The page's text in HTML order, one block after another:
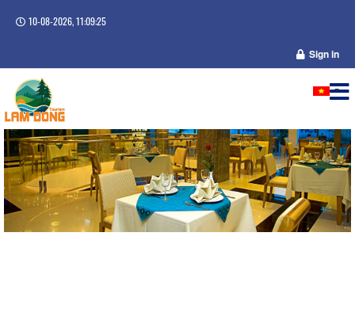
10-08-2026, 11:09:25
Sign in